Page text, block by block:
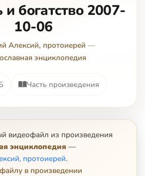
и бoгaтcтвo 2007-
10-06
Алексий, протоиерей —
энциклопедия
Часть произведения
видеофайл из произведения
энциклопедия —
протоиерей.
в произведении